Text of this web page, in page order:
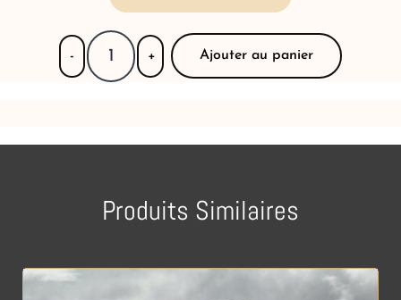
- + Ajouter au panier
Produits Similaires